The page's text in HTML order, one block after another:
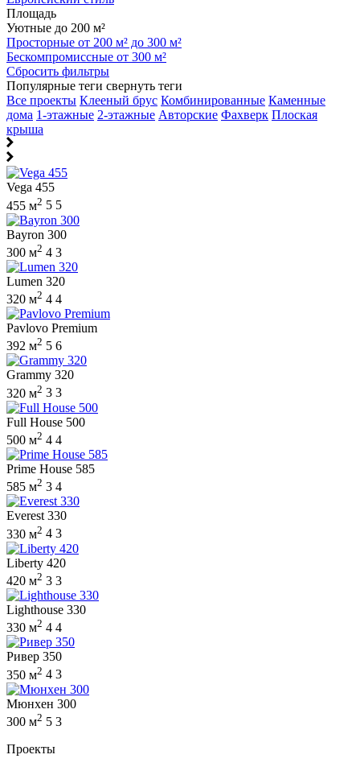
Площадь
Уютные до 200 м²
Просторные от 200 м² до 300 м²
Бескомпромиссные от 300 м²
Сбросить фильтры
Популярные теги свернуть теги
Все проекты Клееный брус Комбинированные Каменные
дома 1-этажные 2-этажные Авторские Фахверк Плоская
крыша
Vega 455
455 м2 5 5
Bayron 300
300 м2 4 3
Lumen 320
320 м2 4 4
Pavlovo Premium
392 м2 5 6
Grammy 320
320 м2 3 3
Full House 500
500 м2 4 4
Prime House 585
585 м2 3 4
Everest 330
330 м2 4 3
Liberty 420
420 м2 3 3
Lighthouse 330
330 м2 4 4
Ривер 350
350 м2 4 3
Мюнхен 300
300 м2 5 3
Проекты